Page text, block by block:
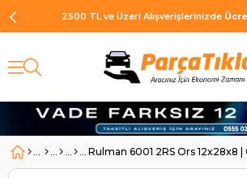
2500 TL ve Üzeri Alışverişlerinizde
Rulman 6001 2RS Ors 12x28x8 |